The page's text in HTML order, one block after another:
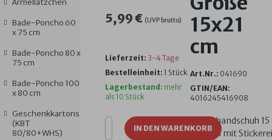
Ärmellätzchen
Bade-Poncho 60
x 75 cm
Bade-Poncho 80 x
75 cm
Bade-Poncho 100
x 80 cm
Geschenkkartons
(KBT
80/80+WHS)
15x21
cm
Art.Nr.: 041690
GTIN/EAN:
4016245416908
Waschhandschuh 15
x 20 cm mit Stickerei
5,99 € (UVP brutto)
Lieferzeit: 3-4 Tage
Bestelleinheit: 1 Stück
Lagerbestand: mehr
als 10 Stück
IN DEN WARENKORB